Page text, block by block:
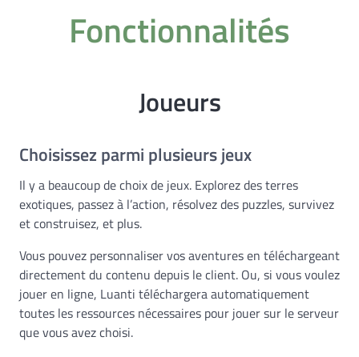
Fonctionnalités
Joueurs
Choisissez parmi plusieurs jeux
Il y a beaucoup de choix de jeux. Explorez des terres
exotiques, passez à l’action, résolvez des puzzles, survivez
et construisez, et plus.
Vous pouvez personnaliser vos aventures en téléchargeant
directement du contenu depuis le client. Ou, si vous voulez
jouer en ligne, Luanti téléchargera automatiquement
toutes les ressources nécessaires pour jouer sur le serveur
que vous avez choisi.